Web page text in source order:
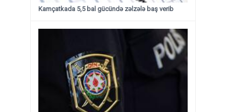
Kamçatkada 5,5 bal gücündə zəlzələ baş verib